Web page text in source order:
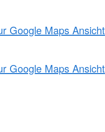
Google Maps Ansicht
Google Maps Ansicht